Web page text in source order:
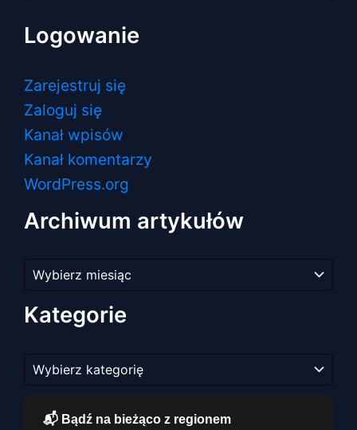
Logowanie
Zarejestruj się
Zaloguj się
Kanał wpisów
Kanał komentarzy
WordPress.org
Archiwum artykułów
artykułów
Kategorie
📬 Bądź na bieżąco z regionem